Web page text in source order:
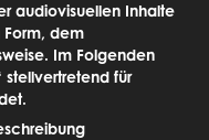
audiovisuellen Inhalte
dem
Im Folgenden
stellvertretend für